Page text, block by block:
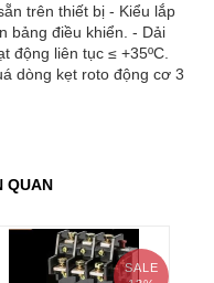
trên thiết bị - Kiểu lắp
bảng điều khiển. - Dải
động liên tục ≤ +35ºC.
dòng kẹt roto động cơ 3
QUAN
SALE